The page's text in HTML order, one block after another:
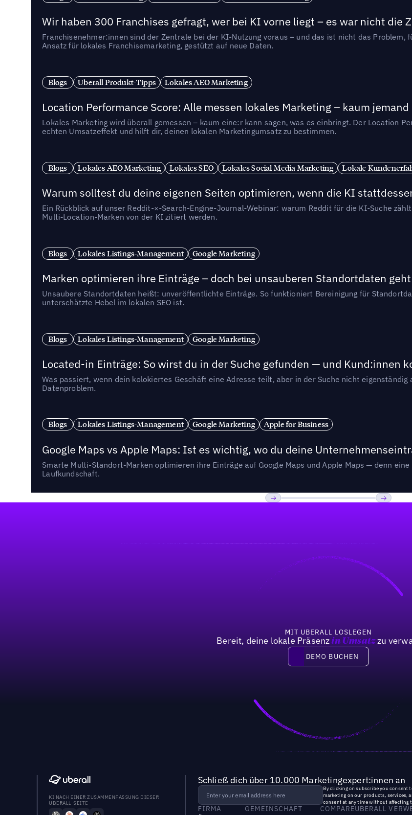
Wir haben 300 Franchises gefragt, wer bei KI vorne liegt – es war nicht die
Franchisenehmer:innen sind der Zentrale bei der KI-Nutzung voraus – und das ist nicht das
Ansatz für lokales Franchisemarketing, gestützt auf neue Daten.
Blogs Uberall Produkt-Tipps Lokales AEO Marketing
Location Performance Score: Alle messen lokales Marketing – kaum
Lokales Marketing wird überall gemessen – kaum eine:r kann sagen, was es einbringt. Der Location
echten Umsatzeffekt und hilft dir, deinen lokalen Marketingumsatz zu bestimmen.
Blogs Lokales AEO Marketing Lokales SEO Lokales Social Media Marketing Lokale
Warum solltest du deine eigenen Seiten optimieren, wenn die KI
Ein Rückblick auf unser Reddit-×-Search-Engine-Journal-Webinar: warum Reddit für die KI-Suche
Multi-Location-Marken von der KI zitiert werden.
Blogs Lokales Listings-Management Google Marketing
Marken optimieren ihre Einträge – doch bei unsauberen Standortdaten
Unsaubere Standortdaten heißt: unveröffentlichte Einträge. So funktioniert Bereinigung für
unterschätzte Hebel im lokalen SEO ist.
Blogs Lokales Listings-Management Google Marketing
Located-in Einträge: So wirst du in der Suche gefunden — und Kund:innen
Was passiert, wenn dein kolokiertes Geschäft eine Adresse teilt, aber in der Suche nicht
Datenproblem.
Blogs Lokales Listings-Management Google Marketing Apple for Business
Google Maps vs Apple Maps: Ist es wichtig, wo du deine
Smarte Multi-Standort-Marken optimieren ihre Einträge auf Google Maps und Apple Maps — denn
Laufkundschaft.
MIT UBERALL LOSLEGEN
Bereit, deine lokale Präsenzin Umsatzzu
DEMO BUCHEN
DEMO BUCHEN
KI NACH EINER ZUSAMMENFASSUNG DIESER
UBERALL-SEITE
Schließ dich über 10.000 Marketingexpert:innen an
By clicking on subscribe you consent
marketing on our products, services,
consent at any time without affecting
FIRMA
GEMEINSCHAFT
COMPAREUBERALL